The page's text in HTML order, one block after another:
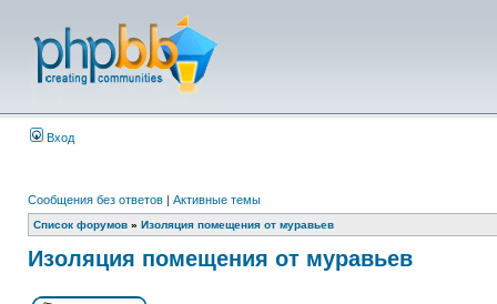
Вход
Сообщения без ответов | Активные темы
Список форумов » Изоляция помещения от муравьев
Изоляция помещения от муравьев